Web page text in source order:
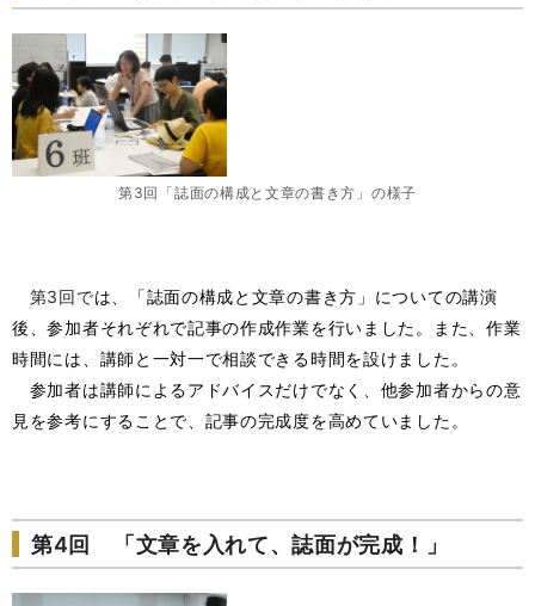
第3回「誌面の構成と文章の書き方」の様子
第3回では、「誌面の構成と文章の書き方」についての講演
後、参加者それぞれで記事の作成作業を行いました。また、作業
時間には、講師と一対一で相談できる時間を設けました。
参加者は講師によるアドバイスだけでなく、他参加者からの意
見を参考にすることで、記事の完成度を高めていました。
第4回 「文章を入れて、誌面が完成！」